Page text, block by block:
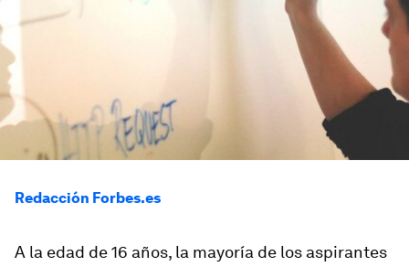
Redacción Forbes.es
A la edad de 16 años, la mayoría de los aspirantes